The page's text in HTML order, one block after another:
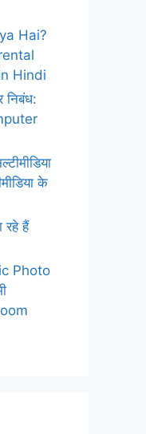
Hai?
Hindi
निबंध:
के
रहे हैं
Photo